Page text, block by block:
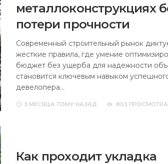
металлоконструкциях
потери прочности
Современный строительный рынок
жесткие правила, где умение
бюджет без ущерба для надежности
становится ключевым навыком
девелопера…
3 МЕСЯЦА ТОМУ НАЗАД 803 ПРОСМОТРА
Как проходит укладка